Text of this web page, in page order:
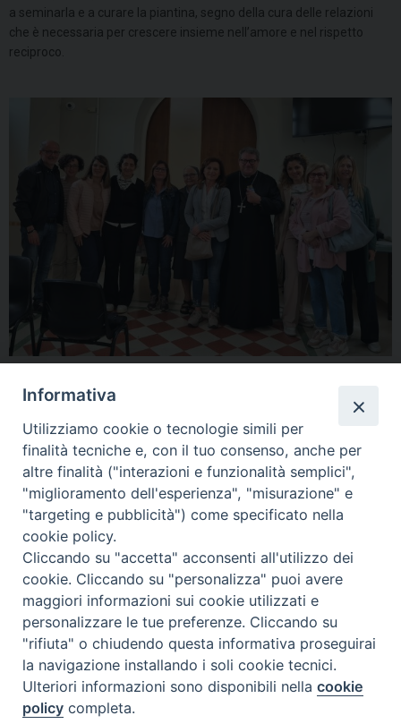
a seminarla e a curare la piantina, segno della cura delle relazioni
che è necessaria per crescere insieme nell’amore e nel rispetto
reciproco.
F
a
c
e
b
o
k
P
i
n
t
e
e
s
t
L
i
n
k
e
I
n
X
T
h
r
e
a
s
W
h
a
t
s
A
p
p
e
l
e
g
a
m
carità ,Caritas,emporio solidale , scuola ,tisenghe
Una certa impronta della
scienza divina, libro su San
Tommaso d’Aquino di Antonio
Sabetta
Veglia di preghiera per le
vocazioni: 30 maggio 2025
chiesa San Timoteo Termoli
Informativa
Utilizziamo cookie o tecnologie simili per
finalità tecniche e, con il tuo consenso, anche per
altre finalità ("interazioni e funzionalità semplici",
"miglioramento dell'esperienza", "misurazione" e
"targeting e pubblicità") come specificato nella
cookie policy.
Cliccando su "accetta" acconsenti all'utilizzo dei
cookie. Cliccando su "personalizza" puoi avere
maggiori informazioni sui cookie utilizzati e
personalizzare le tue preferenze. Cliccando su
"rifiuta" o chiudendo questa informativa proseguirai
la navigazione installando i soli cookie tecnici.
Ulteriori informazioni sono disponibili nellacookie
policy completa.